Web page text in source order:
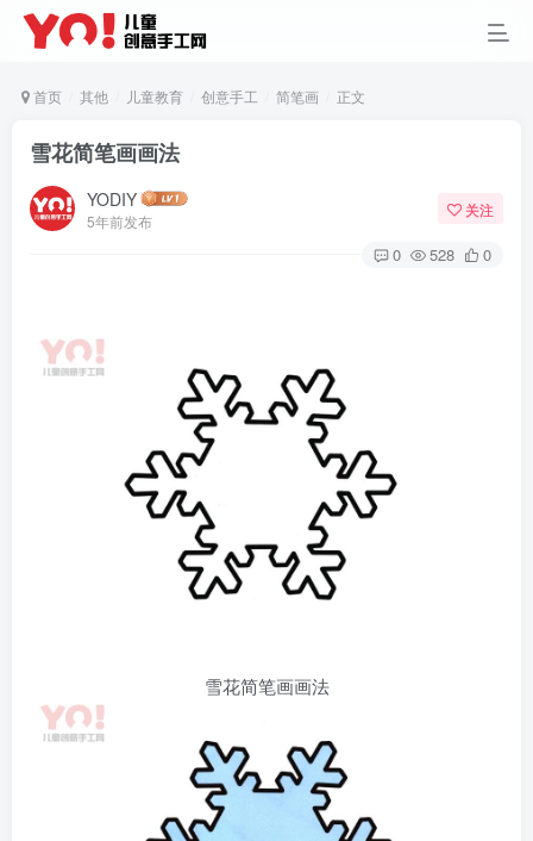
首页 其他 儿童教育 创意手工 简笔画 正文
雪花简笔画画法
YODIY
5年前发布
关注
0 528 0
雪花简笔画画法